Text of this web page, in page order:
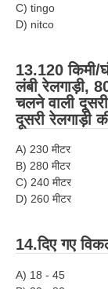
C) tingo
D) nitco
13.120 किमी/
लंबी रेलगाड़ी,
चलने वाली
दूसरी रेलगाड़ी
A) 230 मीटर
B) 280 मीटर
C) 240 मीटर
D) 260 मीटर
14.दिए गए
A) 18 - 45